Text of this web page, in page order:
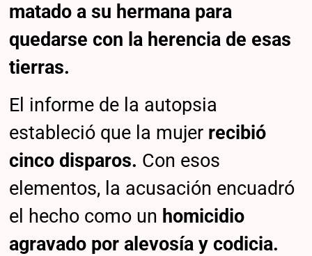
matado a su hermana para
quedarse con la herencia de esas
tierras.
El informe de la autopsia
estableció que la mujer recibió
cinco disparos. Con esos
elementos, la acusación encuadró
el hecho como un homicidio
agravado por alevosía y codicia.